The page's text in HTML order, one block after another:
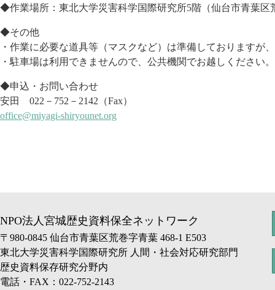
◆作業場所：東北大学災害科学国際研究所5階（仙台市青葉区
◆その他
・作業に必要な道具等（マスクなど）は準備しておりますが、
・駐車場は利用できませんので、公共機関でお越しください。
◆申込・お問い合わせ
安田 022－752 － 2142 （Fax）
office@miyagi-shiryounet.org
NPO法人宮城歴史資料保全ネットワーク
〒980-0845 仙台市青葉区荒巻字青葉 468-1 E503
東北大学災害科学国際研究所 人間・社会対応研究部門
歴史資料保存研究分野内
電話・FAX：022-752-2143